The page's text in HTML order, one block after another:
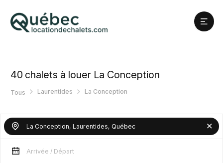
40 chalets à louer La Conception
Tous Laurentides La Conception